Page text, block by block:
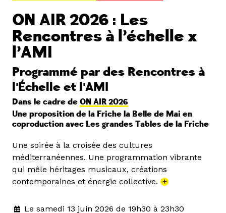
ON AIR 2026 : Les
Rencontres à l’échelle x
l’AMI
Programmé par des Rencontres à
l'Échelle et l'AMI
Dans le cadre de ON AIR 2026
Une proposition de la Friche la Belle de Mai en
coproduction avec Les grandes Tables de la Friche
Une soirée à la croisée des cultures
méditerranéennes. Une programmation vibrante
qui mêle héritages musicaux, créations
contemporaines et énergie collective. +
Le samedi 13 juin 2026 de 19h30 à 23h30